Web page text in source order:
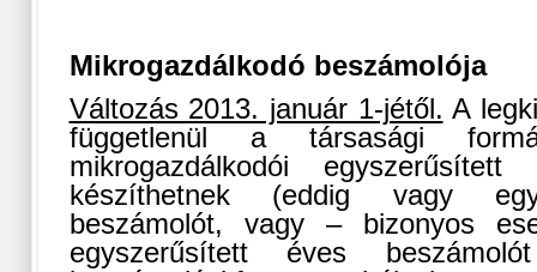
Mikrogazdálkodó beszámolója
Változás 2013. január 1-jétől. A
függetlenül a társasági
mikrogazdálkodói
készíthetnek (eddig vagy
beszámolót, vagy – bizonyos
egyszerűsített éves